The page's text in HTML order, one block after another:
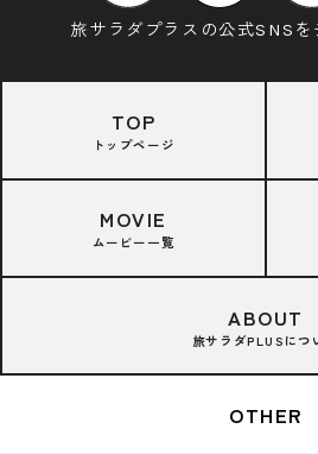
旅サラダプラスの公式SNSを
TOP
トップページ
MOVIE
ムービー一覧
ABOUT
旅サラダPLUSにつ
OTHER